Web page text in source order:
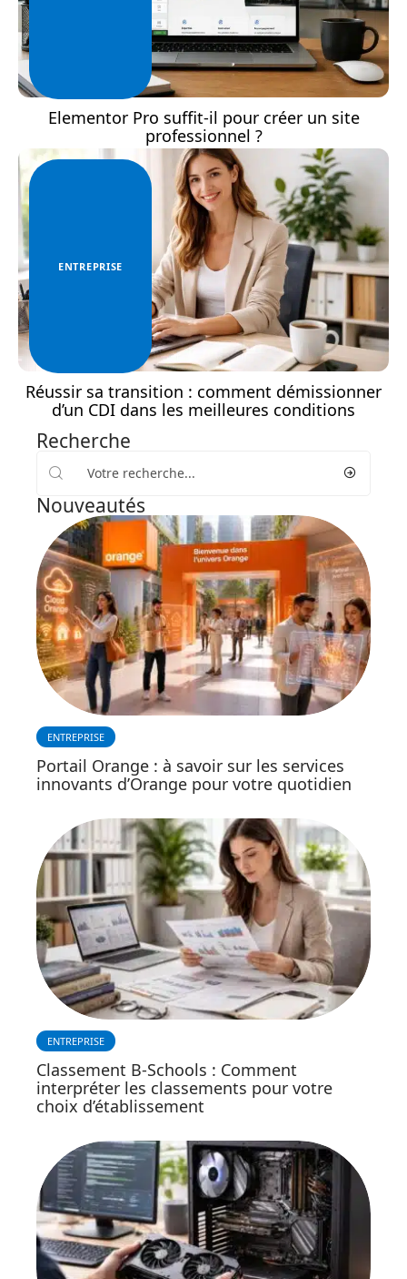
Elementor Pro suffit-il pour créer un site
professionnel ?
ENTREPRISE
Réussir sa transition : comment démissionner
d’un CDI dans les meilleures conditions
Recherche
Nouveautés
ENTREPRISE
Portail Orange : à savoir sur les services
innovants d’Orange pour votre quotidien
ENTREPRISE
Classement B-Schools : Comment
interpréter les classements pour votre
choix d’établissement